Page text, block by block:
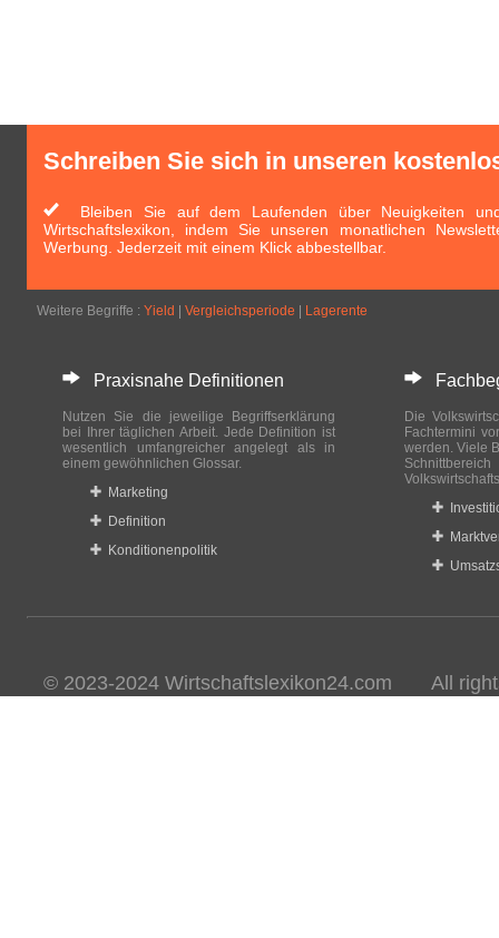
Schreiben Sie sich in unseren
Bleiben Sie auf dem Laufenden über Neuigkeiten
Wirtschaftslexikon, indem Sie unseren monatlichen
Werbung. Jederzeit mit einem Klick abbestellbar.
Weitere Begriffe : Yield Vergleichsperiode Lagerente
Praxisnahe Definitionen
Nutzen Sie die jeweilige Begriffserklärung
bei Ihrer täglichen Arbeit. Jede Definition ist
wesentlich umfangreicher angelegt als in
einem gewöhnlichen Glossar.
Marketing
Definition
Konditionenpolitik
Die
Fachtermini
werden. Viele
© 2023-2024 Wirtschaftslexikon24.com All